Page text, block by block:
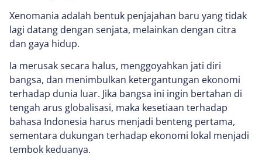
Xenomania adalah bentuk penjajahan baru yang tidak
lagi datang dengan senjata, melainkan dengan citra
dan gaya hidup.
Ia merusak secara halus, menggoyahkan jati diri
bangsa, dan menimbulkan ketergantungan ekonomi
terhadap dunia luar. Jika bangsa ini ingin bertahan di
tengah arus globalisasi, maka kesetiaan terhadap
bahasa Indonesia harus menjadi benteng pertama,
sementara dukungan terhadap ekonomi lokal menjadi
tembok keduanya.